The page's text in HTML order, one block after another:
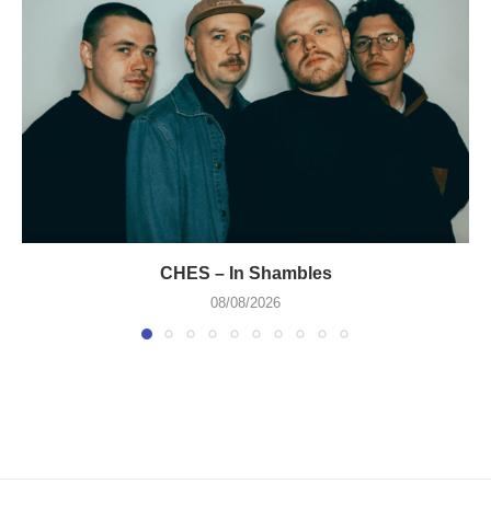
CHES – In Shambles
08/08/2026